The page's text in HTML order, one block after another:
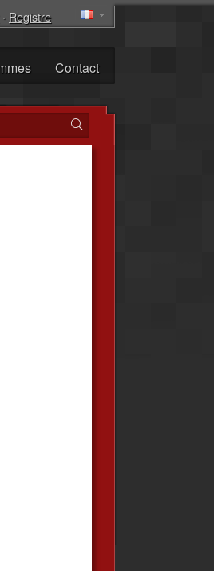
· Registre
Contact